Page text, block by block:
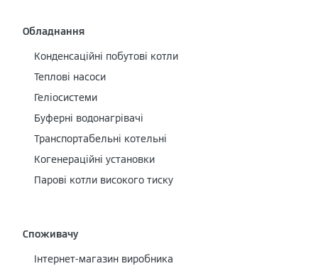
Обладнання
Конденсаційні побутові котли
Теплові насоси
Геліосистеми
Буферні водонагрівачі
Транспортабельні котельні
Когенераційні установки
Парові котли високого тиску
Споживачу
Інтернет-магазин виробника